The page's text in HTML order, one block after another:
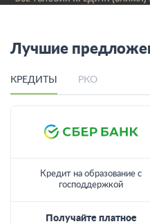
Лучшие
КРЕДИТЫ РКО
Кредит на образование с
господдержкой
Получайте платное